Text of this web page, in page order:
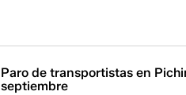
Paro de transportistas en
septiembre